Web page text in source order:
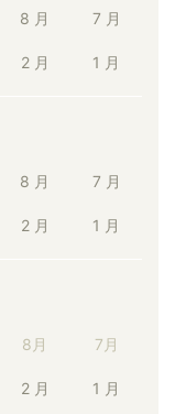
8 月 7 月
2 月 1 月
8 月 7 月
2 月 1 月
8月 7月
2 月 1 月